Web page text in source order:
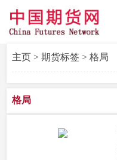
主页> 期货标签> 格局
格局